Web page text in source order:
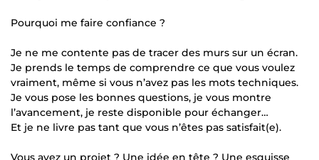
Pourquoi me faire confiance ?
Je ne me contente pas de tracer des murs sur un écran.
Je prends le temps de comprendre ce que vous voulez
vraiment, même si vous n’avez pas les mots techniques.
Je vous pose les bonnes questions, je vous montre
l’avancement, je reste disponible pour échanger…
Et je ne livre pas tant que vous n’êtes pas satisfait(e).
Vous avez un projet ? Une idée en tête ? Une esquisse